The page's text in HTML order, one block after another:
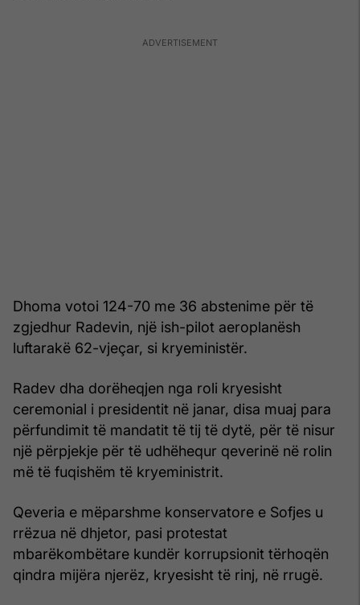
Dhoma votoi 124-70 me 36 abstenime për të
zgjedhur Radevin, një ish-pilot aeroplanësh
luftarakë 62-vjeçar, si kryeministër.
Radev dha dorëheqjen nga roli kryesisht
ceremonial i presidentit në janar, disa muaj para
përfundimit të mandatit të tij të dytë, për të nisur
një përpjekje për të udhëhequr qeverinë në rolin
më të fuqishëm të kryeministrit.
Qeveria e mëparshme konservatore e Sofjes u
rrëzua në dhjetor, pasi protestat
mbarëkombëtare kundër korrupsionit tërhoqën
qindra mijëra njerëz, kryesisht të rinj, në rrugë.